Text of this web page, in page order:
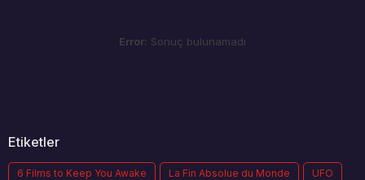
Error: Sonuç bulunamadı
Etiketler
6 Films to Keep You Awake La Fin Absolue du Monde UFO